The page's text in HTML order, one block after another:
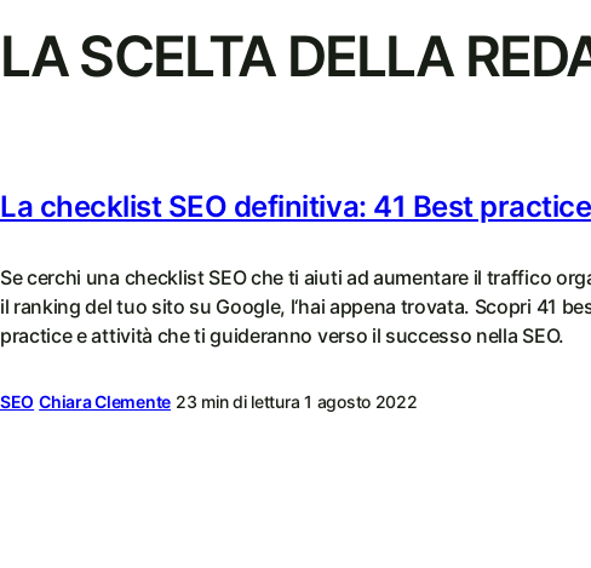
LA SCELTA DELLA
La checklist SEO definitiva: 41 Best practice
Se cerchi una checklist SEO che ti aiuti ad aumentare il traffico
il ranking del tuo sito su Google, l‘hai appena trovata. Scopri 41
practice e attività che ti guideranno verso il successo nella SEO.
SEO Chiara Clemente 23 min di lettura 1 agosto 2022